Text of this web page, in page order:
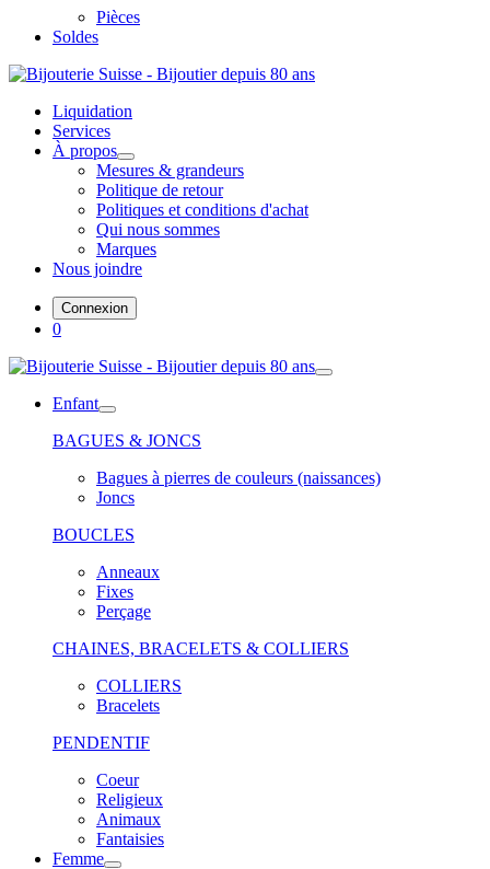
Pièces
Soldes
Liquidation
Services
À propos
Mesures & grandeurs
Politique de retour
Politiques et conditions d'achat
Qui nous sommes
Marques
Nous joindre
Connexion
0
Enfant
BAGUES & JONCS
Bagues à pierres de couleurs (naissances)
Joncs
BOUCLES
Anneaux
Fixes
Perçage
CHAINES, BRACELETS & COLLIERS
COLLIERS
Bracelets
PENDENTIF
Coeur
Religieux
Animaux
Fantaisies
Femme